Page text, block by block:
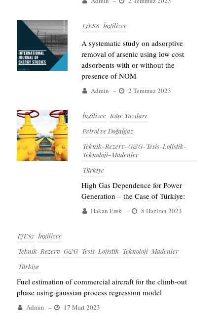
IJES8 İngilizce
A systematic study on adsorptive
removal of arsenic using low cost
adsorbents with or without the
presence of NOM
Admin – 2 Temmuz 2023
İngilizce Köşe Yazıları
Petrol ve Doğalgaz
Teknik-Rezerv-G&G-Tesis-Lojistik-
Teknoloji-Madenler
Türkiye
High Gas Dependence for Power
Generation – the Case of Türkiye:
Hakan Erek – 8 Haziran 2023
IJES7 İngilizce
Teknik-Rezerv-G&G-Tesis-Lojistik-Teknoloji-Madenler
Türkiye
Fuel estimation of commercial aircraft for the climb-out
phase using gaussian process regression model
Admin – 17 Mart 2023